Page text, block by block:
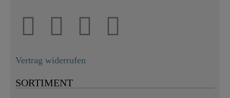
Vertrag widerrufen
SORTIMENT